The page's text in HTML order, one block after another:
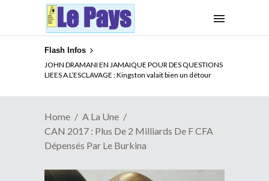
Flash Infos
ELECTION DE TALON A LA TETE DU SENAT BENINOIS :
Quand Patrice quitte le pouvoir sans partir !
Home
A La Une
CAN 2017 : Plus De 2 Milliards De F CFA
Dépensés Par Le Burkina